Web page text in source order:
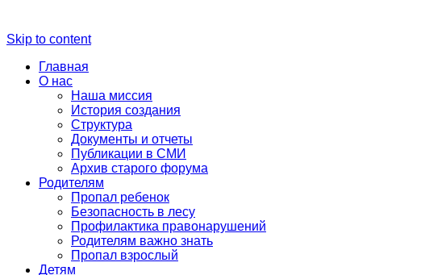
Skip to content
Главная
О нас
Наша миссия
История создания
Структура
Документы и отчеты
Публикации в СМИ
Архив старого форума
Родителям
Пропал ребенок
Безопасность в лесу
Профилактика правонарушений
Родителям важно знать
Пропал взрослый
Детям